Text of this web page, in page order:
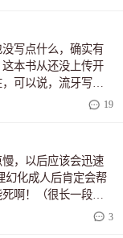
写点什么，确实有
本书从还没上传开
可以说，流牙写的
快、剧情流畅、字
脑邪恶的隐晦描
很好的书友写了，
慢慢阅读，在流牙细
带来的震撼。最后，
我的了解，流牙的
所以如果你在看并且
19
，以后应该会迅速
幻化成人后肯定会帮
啊！（很长一段时
期待李和弦晋升天 3